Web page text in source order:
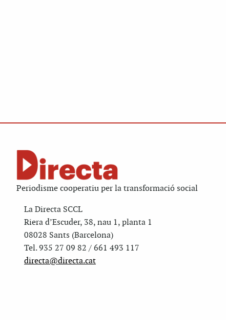
Periodisme cooperatiu per la transformació social
La Directa SCCL
Riera d’Escuder, 38, nau 1, planta 1
08028 Sants (Barcelona)
Tel. 935 27 09 82 / 661 493 117
directa@directa.cat